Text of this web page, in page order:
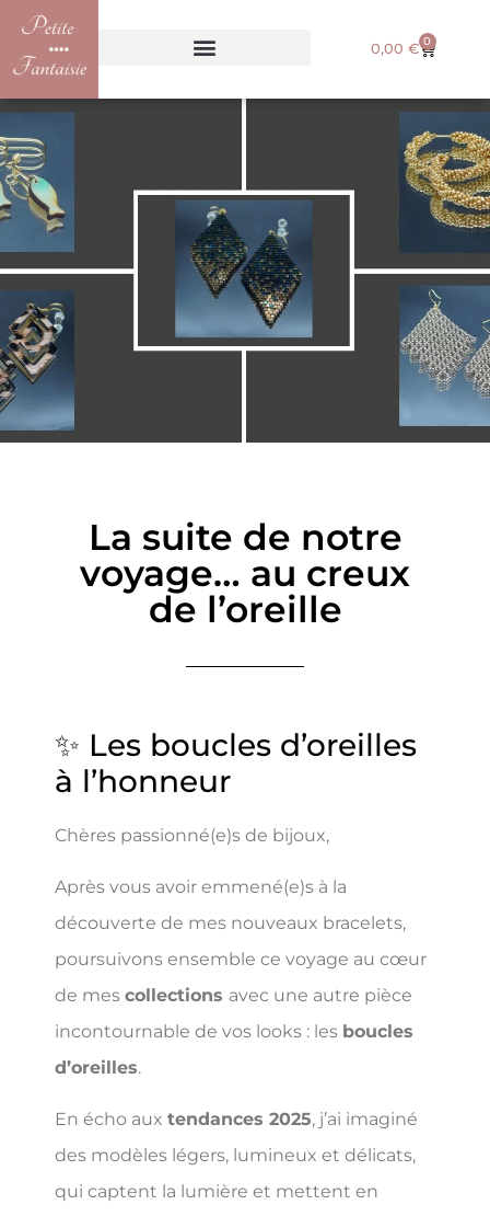
0,00 € 0
La suite de notre
voyage… au creux
de l’oreille
✨ Les boucles d’oreilles
à l’honneur
Chères passionné(e)s de bijoux,
Après vous avoir emmené(e)s à la
découverte de mes nouveaux bracelets,
poursuivons ensemble ce voyage au cœur
de mes collections avec une autre pièce
incontournable de vos looks : les boucles
d’oreilles.
En écho aux tendances 2025, j’ai imaginé
des modèles légers, lumineux et délicats,
qui captent la lumière et mettent en